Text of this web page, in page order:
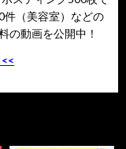
（美容室）などの
の動画を公開中！